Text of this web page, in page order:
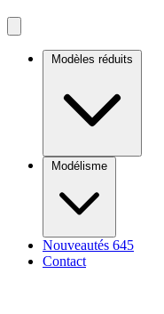
Modèles réduits
Modélisme
Nouveautés 645
Contact